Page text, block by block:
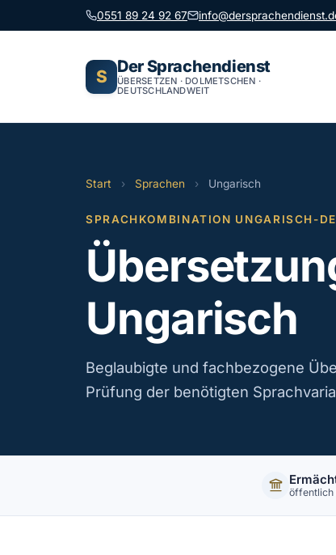
0551 89 24 92 67
S Der Sprachendienst
ÜBERSETZEN · DOLMETSCHEN ·
DEUTSCHLANDWEIT
Start › Sprachen › Ungarisch
SPRACHKOMBINATION UNGARISCH-
Ungarisch
Beglaubigte und fachbezogene
Prüfung der benötigten
öffentlich